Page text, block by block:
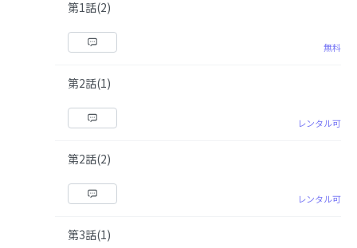
第1話(2)
無料
第2話(1)
レンタル可
第2話(2)
レンタル可
第3話(1)